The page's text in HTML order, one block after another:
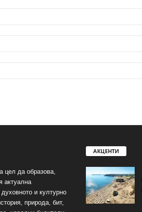
цел да образова,
актуална
и културно
природа, бит,
АКЦЕНТИ